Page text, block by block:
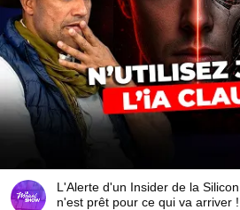
L'Alerte d'un Insider de la
n'est prêt pour ce qui va arriver !